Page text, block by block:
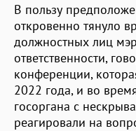
В пользу
откровенно тянуло
должностных лиц
ответственности,
конференции,
2022 года, и во
госоргана с
реагировали на